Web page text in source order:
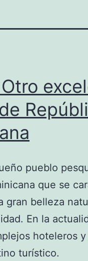
pueblo
que se
gran belleza
En la
hoteleros
turístico.